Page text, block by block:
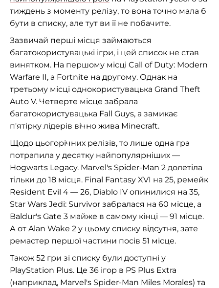
тиждень з моменту релізу, то вона точно мала б
бути в списку, але тут ви її не побачите.
Зазвичай перші місця займаються
багатокористувацькі ігри, і цей список не став
винятком. На першому місці Call of Duty: Modern
Warfare II, а Fortnite на другому. Однак на
третьому місці однокористувацька Grand Theft
Auto V. Четверте місце забрала
багатокористувацька Fall Guys, а замикає
п'ятірку лідерів вічно жива Minecraft.
Щодо цьогорічних релізів, то лише одна гра
потрапила у десятку найпопулярніших —
Hogwarts Legacy. Marvel's Spider-Man 2 долетіла
тільки до 18 місця. Final Fantasy XVI на 25, ремейк
Resident Evil 4 — 26, Diablo IV опинилися на 35,
Star Wars Jedi: Survivor забралася на 60 місце, а
Baldur's Gate 3 майже в самому кінці — 91 місце.
А от Alan Wake 2 у цьому списку відсутня, зате
ремастер першої частини посів 51 місце.
Також 52 гри зі списку були доступні у
PlayStation Plus. Це 36 ігор в PS Plus Extra
(наприклад, Marvel's Spider-Man Miles Morales) та